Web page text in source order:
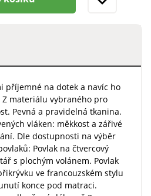
příjemné na dotek a navíc ho
Z materiálu vybraného pro
Pevná a pravidelná tkanina.
vláken: měkkost a zářivé
Dle dostupnosti na výběr
Povlak na čtvercový
s plochým volánem. Povlak
ve francouzském stylu
konce pod matraci.